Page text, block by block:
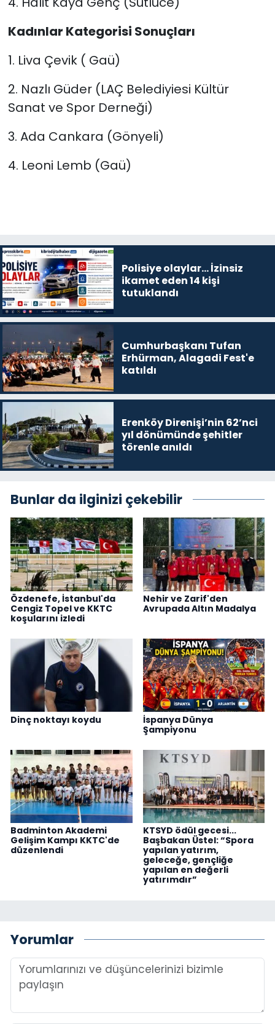
Kadınlar Kategorisi Sonuçları
1. Liva Çevik ( Gaü)
2. Nazlı Güder (LAÇ Belediyiesi Kültür
Sanat ve Spor Derneği)
3. Ada Cankara (Gönyeli)
4. Leoni Lemb (Gaü)
Polisiye olaylar… İzinsiz
ikamet eden 14 kişi
tutuklandı
Cumhurbaşkanı Tufan
Erhürman, Alagadi Fest'e
katıldı
Erenköy Direnişi’nin 62’nci
yıl dönümünde şehitler
törenle anıldı
Bunlar da ilginizi çekebilir
Özdenefe, İstanbul'da
Cengiz Topel ve KKTC
koşularını izledi
Nehir ve Zarif'den
Avrupada Altın Madalya
Dinç noktayı koydu
İspanya Dünya
Şampiyonu
Badminton Akademi
Gelişim Kampı KKTC'de
düzenlendi
KTSYD ödül gecesi...
Başbakan Üstel: “Spora
yapılan yatırım,
geleceğe, gençliğe
yapılan en değerli
yatırımdır”
Yorumlar